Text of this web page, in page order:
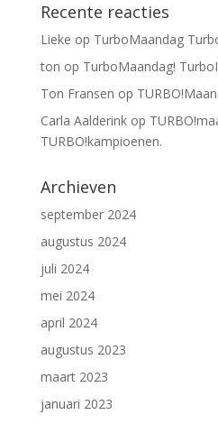
Recente reacties
Lieke op TurboMaandag
ton op TurboMaandag!
Ton Fransen op
Carla Aalderinkop
TURBO!kampioenen.
Archieven
september 2024
augustus 2024
juli 2024
mei 2024
april 2024
augustus 2023
maart 2023
januari 2023